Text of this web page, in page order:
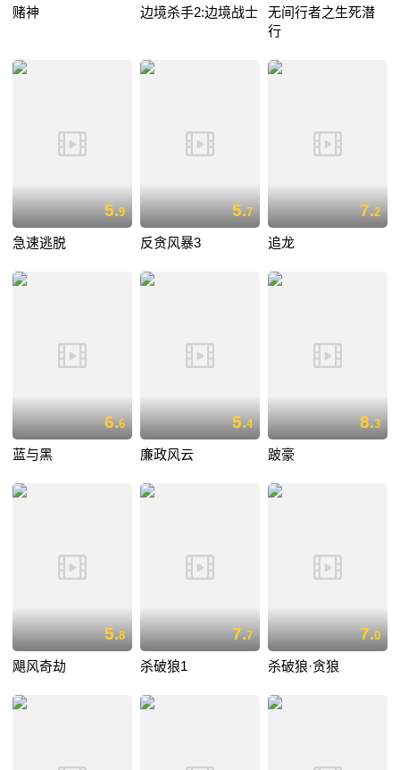
赌神 边境杀手2:边境战士
无间行者之生死潜
行
5.9
急速逃脱
5.7
反贪风暴3
7.2
追龙
6.6
蓝与黑
5.4
廉政风云
8.3
跛豪
5.8
飓风奇劫
7.7
杀破狼1
7.0
杀破狼·贪狼